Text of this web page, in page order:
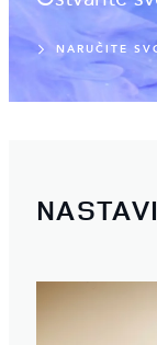
NARUČITE